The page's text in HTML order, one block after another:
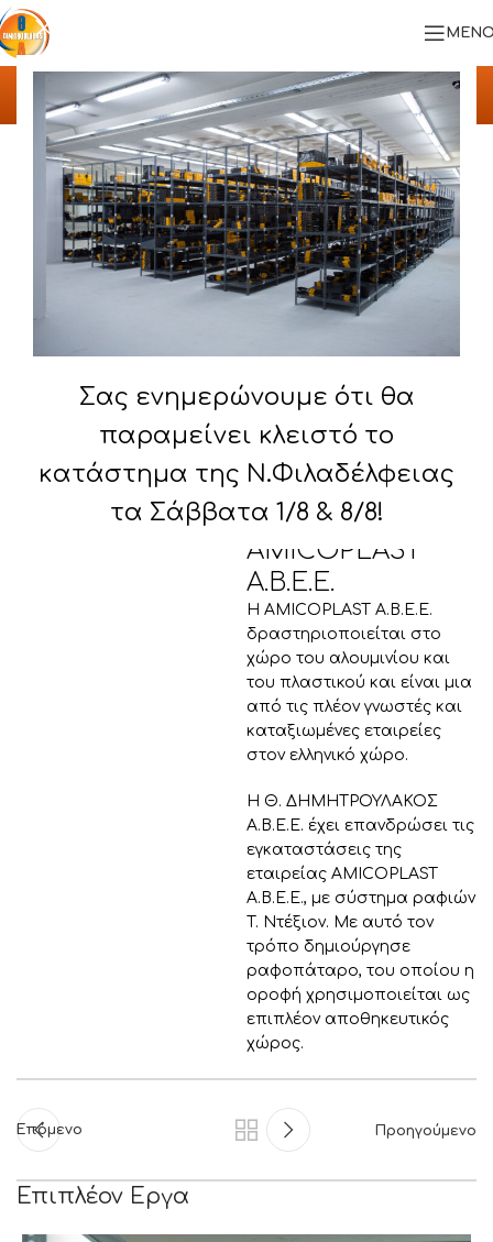
Σας ενημερώνουμε ότι θα
παραμείνει κλειστό το
κατάστημα της Ν.Φιλαδέλφειας
τα Σάββατα 1/8 & 8/8!
Αρχική/ΥΛΟΠΟΙΗΜΕΝΑ ΕΡΓΑ/AMICOPLAST Α.Β.Ε.Ε.
AMICOPLAST
Α.Β.Ε.Ε.
Η AMICOPLAST Α.Β.Ε.Ε.
δραστηριοποιείται στο
χώρο του αλουμινίου και
του πλαστικού και είναι μια
από τις πλέον γνωστές και
καταξιωμένες εταιρείες
στον ελληνικό χώρο.
H Θ. ΔΗΜΗΤΡΟΥΛΑΚΟΣ
Α.Β.Ε.Ε. έχει επανδρώσει τις
εγκαταστάσεις της
εταιρείας AMICOPLAST
Α.Β.Ε.Ε., με σύστημα ραφιών
T. Ντέξιον. Με αυτό τον
τρόπο δημιούργησε
ραφοπάταρο, του οποίου η
οροφή χρησιμοποιείται ως
επιπλέον αποθηκευτικός
χώρος.
Επόμενο Προηγούμενο
Επιπλέον Εργα